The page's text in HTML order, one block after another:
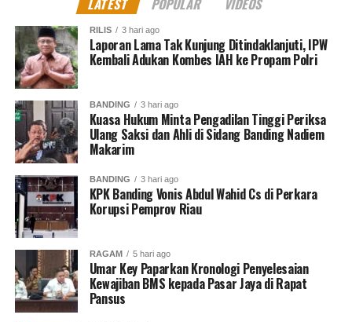
pada Iman Kekristenan
DON'T MISS
Pelaku usaha pasrah dengan tarif PPN atas impor bahan
baku
MES Dono
LATEST POPULAR VIDEOS
RILIS 3 hari ago
Laporan Lama Tak Kunjung Ditindaklanjuti, IPW
Kembali Adukan Kombes IAH ke Propam Polri
BANDING 3 hari ago
Kuasa Hukum Minta Pengadilan Tinggi Periksa
Ulang Saksi dan Ahli di Sidang Banding Nadiem
Makarim
BANDING 3 hari ago
KPK Banding Vonis Abdul Wahid Cs di Perkara
Korupsi Pemprov Riau
RAGAM 5 hari ago
Umar Key Paparkan Kronologi Penyelesaian
Kewajiban BMS kepada Pasar Jaya di Rapat
Pansus